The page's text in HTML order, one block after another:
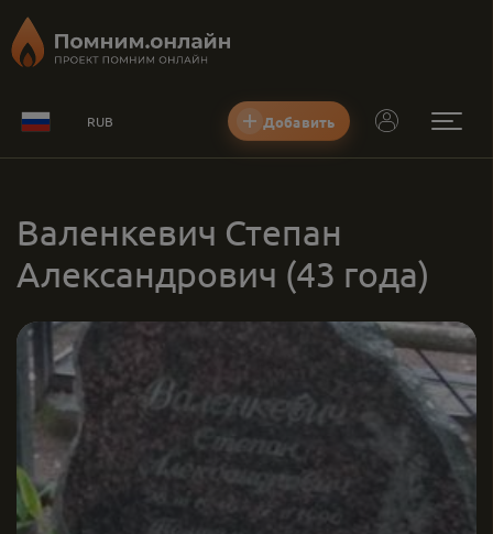
RUB Добавить
Валенкевич Степан
Александрович (43 года)